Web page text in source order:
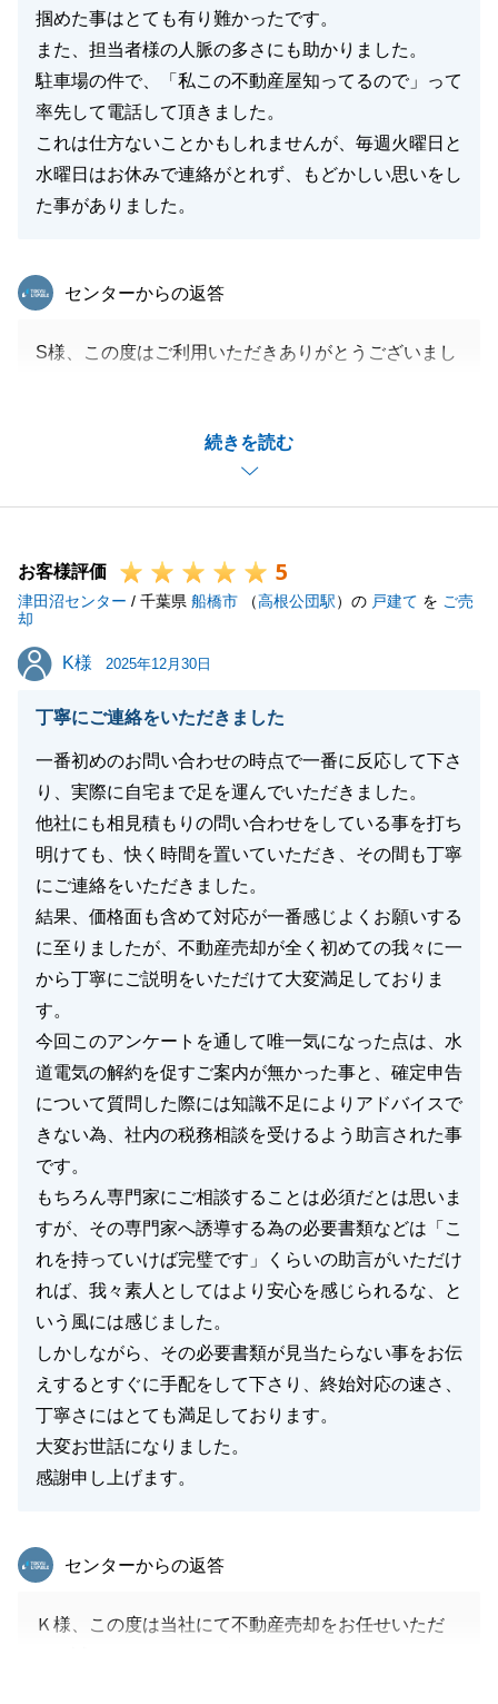
掴めた事はとても有り難かったです。
また、担当者様の人脈の多さにも助かりました。
駐車場の件で、「私この不動産屋知ってるので」って
率先して電話して頂きました。
これは仕方ないことかもしれませんが、毎週火曜日と
水曜日はお休みで連絡がとれず、もどかしい思いをし
た事がありました。
続きを読む
東急リバブル
センターからの返答
S様、この度はご利用いただきありがとうございまし
ても大変だったと思います。
S様のご尽力・ご協力に感謝申し上げます。
今後も何かありましたら、いつでもお気軽にご相談く
お客様評価 5
津田沼センター / 千葉県 船橋市 （高根公団駅）の 戸建て を ご売
却
K様
K様 2025年12月30日
丁寧にご連絡をいただきました
一番初めのお問い合わせの時点で一番に反応して下さ
り、実際に自宅まで足を運んでいただきました。
他社にも相見積もりの問い合わせをしている事を打ち
明けても、快く時間を置いていただき、その間も丁寧
にご連絡をいただきました。
結果、価格面も含めて対応が一番感じよくお願いする
に至りましたが、不動産売却が全く初めての我々に一
から丁寧にご説明をいただけて大変満足しておりま
す。
今回このアンケートを通して唯一気になった点は、水
道電気の解約を促すご案内が無かった事と、確定申告
について質問した際には知識不足によりアドバイスで
きない為、社内の税務相談を受けるよう助言された事
です。
もちろん専門家にご相談することは必須だとは思いま
すが、その専門家へ誘導する為の必要書類などは「こ
れを持っていけば完璧です」くらいの助言がいただけ
れば、我々素人としてはより安心を感じられるな、と
いう風には感じました。
しかしながら、その必要書類が見当たらない事をお伝
えするとすぐに手配をして下さり、終始対応の速さ、
丁寧さにはとても満足しております。
大変お世話になりました。
感謝申し上げます。
東急リバブル
センターからの返答
Ｋ様、この度は当社にて不動産売却をお任せいただ